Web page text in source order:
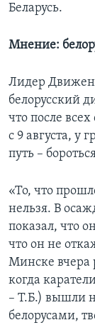
Беларусь.
Мнение:
Лидер
белорусский
что после
с 9 августа, у
путь –
«То, что
нельзя. В
показал, что
что он не
Минске вчера
когда
– Т.Б.) вышли
белорусами,